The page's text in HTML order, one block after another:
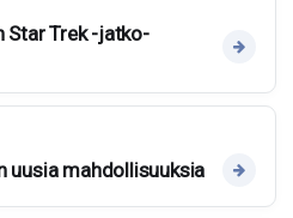
Star Trek -jatko-
uusia mahdollisuuksia